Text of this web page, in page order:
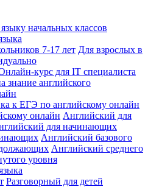
начальных классов
7-17 лет Для взрослых в
курс для IT специалиста
знание английского
к ЕГЭ по английскому онлайн
онлайн Английский для
для начинающих
Английский базового
Английский среднего
уровня
Разговорный для детей